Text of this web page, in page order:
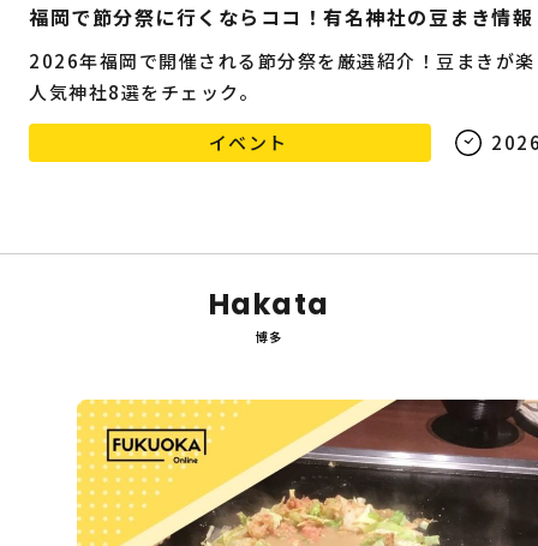
福岡で節分祭に行くならココ！有名神社の豆まき情報
2026年福岡で開催される節分祭を厳選紹介！豆まきが
人気神社8選をチェック。
イベント
Hakata
博多